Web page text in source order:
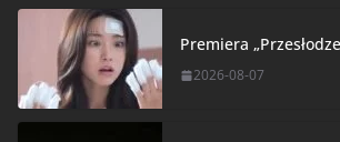
Premiera
2026-08-07